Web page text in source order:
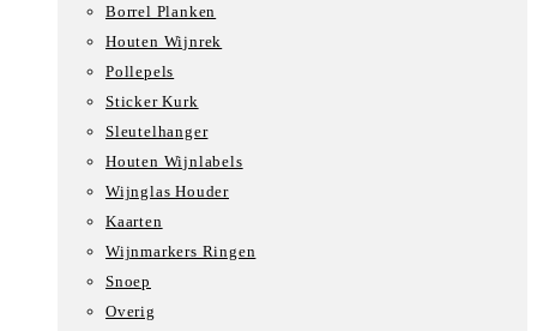
Borrel Planken
Houten Wijnrek
Pollepels
Sticker Kurk
Sleutelhanger
Houten Wijnlabels
Wijnglas Houder
Kaarten
Wijnmarkers Ringen
Snoep
Overig